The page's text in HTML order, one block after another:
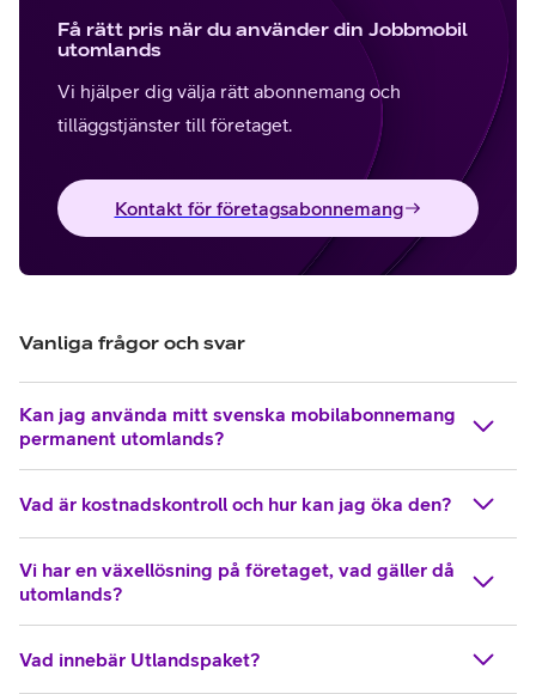
Få rätt pris när du använder din Jobbmobil
utomlands
Vi hjälper dig välja rätt abonnemang och
tilläggstjänster till företaget.
Kontakt för företagsabonnemang
Vanliga frågor och svar
Kan jag använda mitt svenska mobilabonnemang
permanent utomlands?
Vad är kostnadskontroll och hur kan jag öka den?
Vi har en växellösning på företaget, vad gäller då
utomlands?
Vad innebär Utlandspaket?